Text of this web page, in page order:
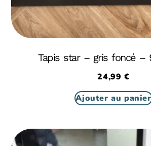
Tapis star – gris foncé –
24,99 €
Ajouter au panier